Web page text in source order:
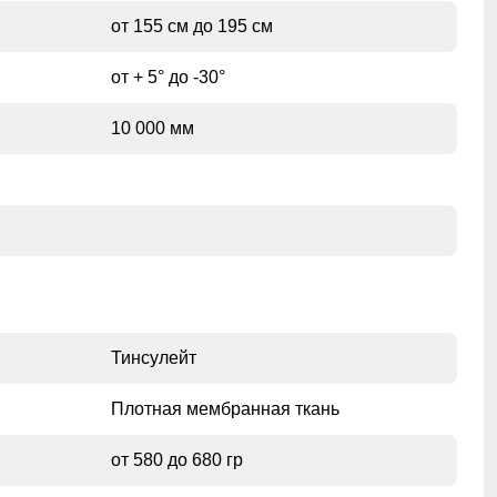
отводит влагу от тела наружу, сохраняя тепло и
от 155 см до 195 см
от + 5° до -30°
10 000 мм
Тинсулейт
Плотная мембранная ткань
от 580 до 680 гр